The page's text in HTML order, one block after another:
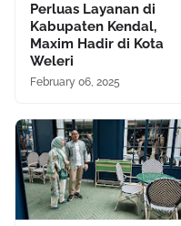
Perluas Layanan di
Kabupaten Kendal,
Maxim Hadir di Kota
Weleri
February 06, 2025